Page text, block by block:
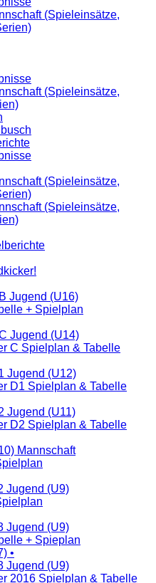
(Spieleinsätze,
(Spieleinsätze,
(Spieleinsätze,
(Spieleinsätze,
Jugend (U16)
+ Spielplan
Jugend (U14)
C Spielplan & Tabelle
Jugend (U12)
D1 Spielplan & Tabelle
Jugend (U11)
D2 Spielplan & Tabelle
Mannschaft
Jugend (U9)
Jugend (U9)
+ Spieplan
•
Jugend (U9)
2016 Spielplan & Tabelle